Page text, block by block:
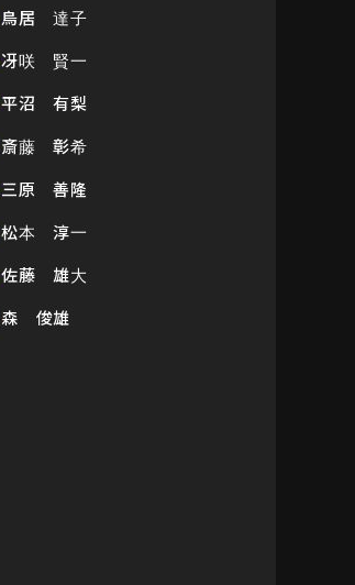
鳥居 達子
冴咲 賢一
平沼 有梨
斎藤 彰希
三原 善隆
松本 淳一
佐藤 雄大
森 俊雄